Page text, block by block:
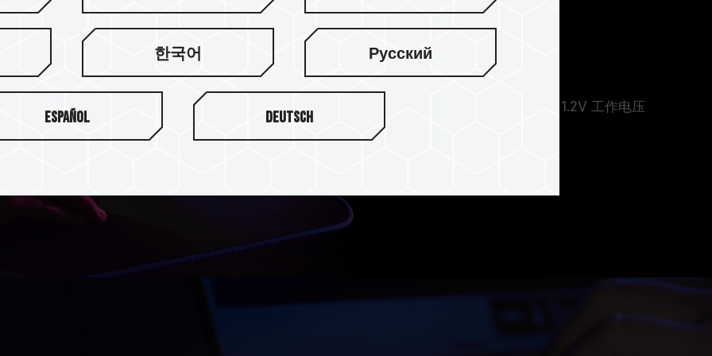
提升电竞笔记本续航力
T-FORCE VULCAN SO-DIMM DDR5 内存 1.1V 的工作电压比起 1.2V 工作电压
的 DDR4 减少约 20% 的功耗，提升电竞笔记本续航力。
한국어 Русский
Español Deutsch